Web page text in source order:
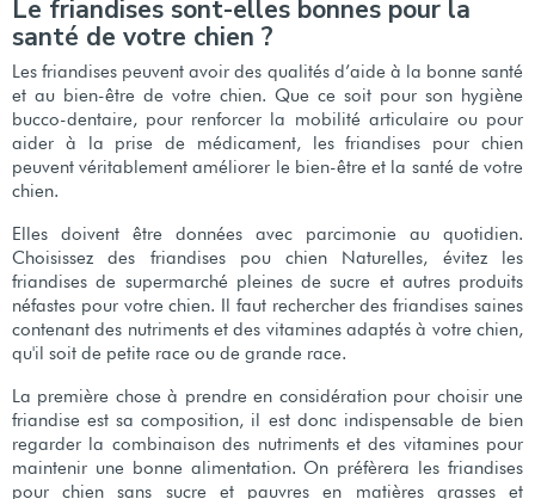
Le friandises sont-elles bonnes pour la
santé de votre chien ?
Les friandises peuvent avoir des qualités d’aide à la bonne santé
et au bien-être de votre chien. Que ce soit pour son hygiène
bucco-dentaire, pour renforcer la mobilité articulaire ou pour
aider à la prise de médicament, les friandises pour chien
peuvent véritablement améliorer le bien-être et la santé de votre
chien.
Elles doivent être données avec parcimonie au quotidien.
Choisissez des friandises pou chien Naturelles, évitez les
friandises de supermarché pleines de sucre et autres produits
néfastes pour votre chien. Il faut rechercher des friandises saines
contenant des nutriments et des vitamines adaptés à votre chien,
qu'il soit de petite race ou de grande race.
La première chose à prendre en considération pour choisir une
friandise est sa composition, il est donc indispensable de bien
regarder la combinaison des nutriments et des vitamines pour
maintenir une bonne alimentation. On préfèrera les friandises
pour chien sans sucre et pauvres en matières grasses et